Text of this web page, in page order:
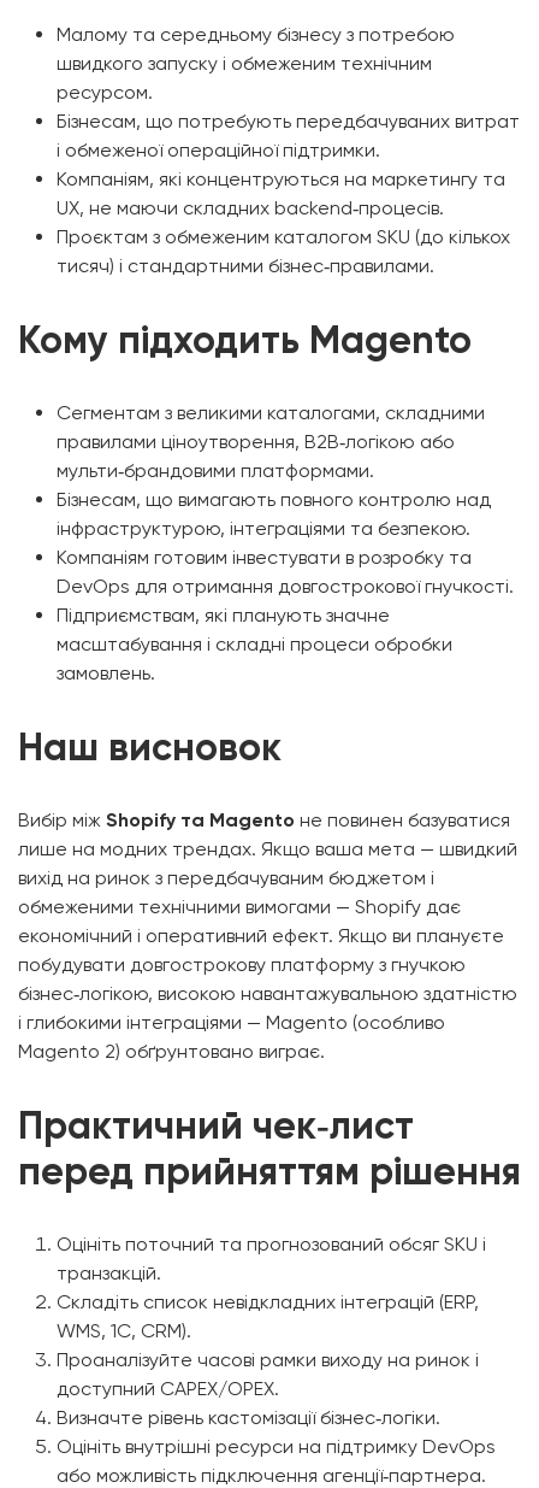
Малому та середньому бізнесу з потребою
швидкого запуску і обмеженим технічним
ресурсом.
Бізнесам, що потребують передбачуваних витрат
і обмеженої операційної підтримки.
Компаніям, які концентруються на маркетингу та
UX, не маючи складних backend‑процесів.
Проєктам з обмеженим каталогом SKU (до кількох
тисяч) і стандартними бізнес‑правилами.
Кому підходить Magento
Сегментам з великими каталогами, складними
правилами ціноутворення, B2B‑логікою або
мульти‑брандовими платформами.
Бізнесам, що вимагають повного контролю над
інфраструктурою, інтеграціями та безпекою.
Компаніям готовим інвестувати в розробку та
DevOps для отримання довгострокової гнучкості.
Підприємствам, які планують значне
масштабування і складні процеси обробки
замовлень.
Наш висновок
Вибір між Shopify та Magento не повинен базуватися
лише на модних трендах. Якщо ваша мета — швидкий
вихід на ринок з передбачуваним бюджетом і
обмеженими технічними вимогами — Shopify дає
економічний і оперативний ефект. Якщо ви плануєте
побудувати довгострокову платформу з гнучкою
бізнес‑логікою, високою навантажувальною здатністю
і глибокими інтеграціями — Magento (особливо
Magento 2) обґрунтовано виграє.
Практичний чек‑лист
перед прийняттям рішення
Оцініть поточний та прогнозований обсяг SKU і
транзакцій.
Складіть список невідкладних інтеграцій (ERP,
WMS, 1C, CRM).
Проаналізуйте часові рамки виходу на ринок і
доступний CAPEX/OPEX.
Визначте рівень кастомізації бізнес‑логіки.
Оцініть внутрішні ресурси на підтримку DevOps
або можливість підключення агенції‑партнера.